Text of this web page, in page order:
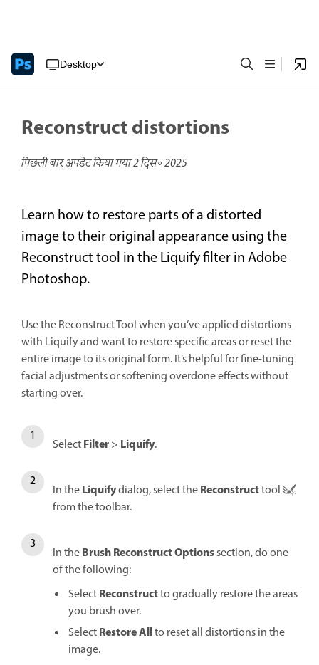
Desktop
Reconstruct distortions
पिछली बार अपडेट किया गया2 दिस॰ 2025
Learn how to restore parts of a distorted
image to their original appearance using the
Reconstruct tool in the Liquify filter in Adobe
Photoshop.
Use the Reconstruct Tool when you’ve applied distortions
with Liquify and want to restore specific areas or reset the
entire image to its original form. It’s helpful for fine-tuning
facial adjustments or softening overdone effects without
starting over.
SelectFilter> Liquify.
In theLiquifydialog, select theReconstructtool
from the toolbar.
In theBrush Reconstruct Optionssection, do one
of the following:
SelectReconstructto gradually restore the areas
you brush over.
SelectRestore Allto reset all distortions in the
image.